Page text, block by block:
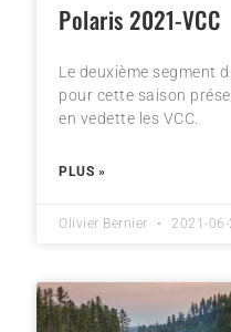
Polaris 2021-VCC
Le deuxième segment
pour cette saison
en vedette les VCC.
PLUS »
Olivier Bernier 2021-06-